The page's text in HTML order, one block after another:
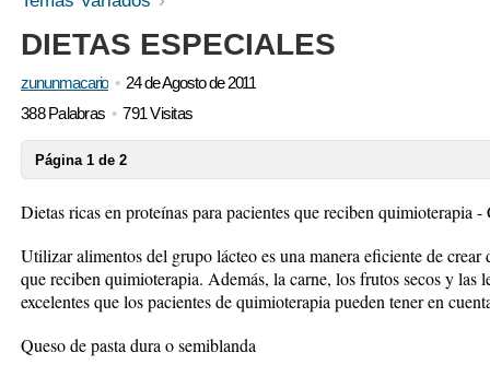
Registrarse
Iniciar sesión
DIETAS ESPECIALES
zununmacario
24 de Agosto de 2011
388 Palabras
791 Visitas
Página 1 de 2
Dietas ricas en proteínas para pacientes que reciben quimioterapia
Utilizar alimentos del grupo lácteo es una manera eficiente de crear
que reciben quimioterapia. Además, la carne, los frutos secos y las
excelentes que los pacientes de quimioterapia pueden tener en
Queso de pasta dura o semiblanda